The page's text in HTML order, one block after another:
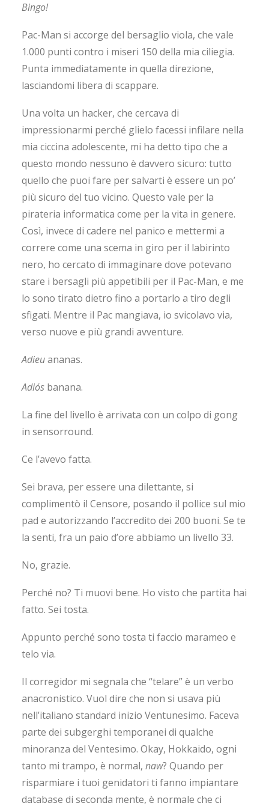
Bingo!
Pac-Man si accorge del bersaglio viola, che vale
1.000 punti contro i miseri 150 della mia ciliegia.
Punta immediatamente in quella direzione,
lasciandomi libera di scappare.
Una volta un hacker, che cercava di
impressionarmi perché glielo facessi infilare nella
mia ciccina adolescente, mi ha detto tipo che a
questo mondo nessuno è davvero sicuro: tutto
quello che puoi fare per salvarti è essere un po’
più sicuro del tuo vicino. Questo vale per la
pirateria informatica come per la vita in genere.
Così, invece di cadere nel panico e mettermi a
correre come una scema in giro per il labirinto
nero, ho cercato di immaginare dove potevano
stare i bersagli più appetibili per il Pac-Man, e me
lo sono tirato dietro fino a portarlo a tiro degli
sfigati. Mentre il Pac mangiava, io svicolavo via,
verso nuove e più grandi avventure.
Adieuananas.
Adiós banana.
La fine del livello è arrivata con un colpo di gong
in sensorround.
Ce l’avevo fatta.
Sei brava, per essere una dilettante, si
complimentò il Censore, posando il pollice sul mio
pad e autorizzando l’accredito dei 200 buoni. Se te
la senti, fra un paio d’ore abbiamo un livello 33.
No, grazie.
Perché no? Ti muovi bene. Ho visto che partita hai
fatto. Sei tosta.
Appunto perché sono tosta ti faccio marameo e
telo via.
Il corregidor mi segnala che “telare”è un verbo
anacronistico. Vuol dire che non si usava più
nell’italiano standard inizio Ventunesimo. Faceva
parte dei subgerghi temporanei di qualche
minoranza del Ventesimo. Okay, Hokkaido, ogni
tanto mi trampo, è normal, naw? Quando per
risparmiare i tuoi genidatori ti fanno impiantare
database di seconda mente, è normale che ci